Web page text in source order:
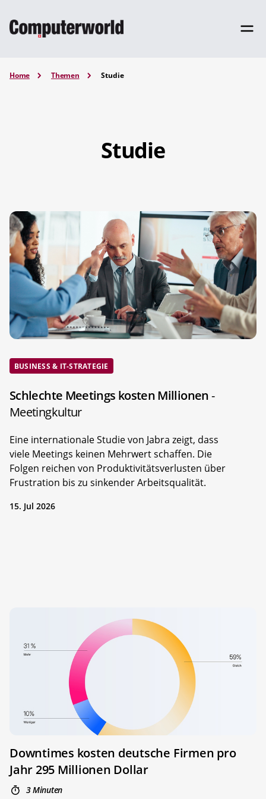
Home Themen Studie
Studie
BUSINESS & IT-STRATEGIE
Schlechte Meetings kosten Millionen-
Meetingkultur
Eine internationale Studie von Jabra zeigt, dass
viele Meetings keinen Mehrwert schaffen. Die
Folgen reichen von Produktivitätsverlusten über
Frustration bis zu sinkender Arbeitsqualität.
15. Jul 2026
Downtimes kosten deutsche Firmen pro
Jahr 295 Millionen Dollar
3 Minuten